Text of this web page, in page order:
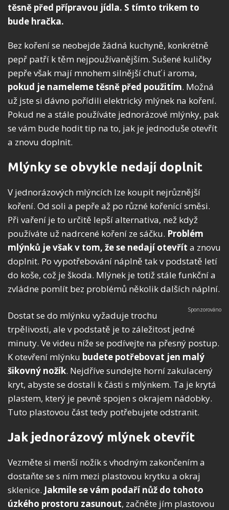
těsně před přípravou jídla. S tímto trikem to
bude hračka.
Bez koření se neobejde žádná kuchyně, konkrétně
pepř patří k těm nejpoužívanějším. Sušené kuličky
pepře však mají mnohem silnější chuť i aroma,
pokud je nameleme těsně před použitím. Možná
už jste si dávno pořídili elektrický mlýnek na koření.
Pokud ne a stále používáte jednorázové mlýnky, pak
se vám bude hodit tip na to, jak je jednoduše otevřít
a znovu doplnit.
Mlýnky se obvykle nedají doplnit
V jednorázových mlýncích lze koupit nejrůznější
koření. Od soli a pepře až po různé kořenící směsi.
Při vaření je to určitě lepší alternativa, než když
používáte už nadrcené koření ze sáčku. Problém
mlýnků je však v tom, že se nedají otevřít a znovu
doplnit. Po vypotřebování náplně tak v podstatě letí
do koše, což je škoda. Mlýnek je totiž stále funkční a
zvládne pomlít bez problémů několik dalších náplní.
Dostat se do mlýnku vyžaduje trochu
trpělivosti, ale v podstatě je to záležitost jedné
minuty. Ve videu níže se podívejte na přesný postup.
K otevření mlýnku budete potřebovat jen malý
šikovný nožík. Nejdříve sundejte horní zakulacený
kryt, abyste se dostali k části s mlýnkem. Ta je krytá
plastem, který je pevně spojen s okrajem nádobky.
Tuto plastovou část tedy potřebujete odstranit.
Jak jednorázový mlýnek otevřít
Vezměte si menší nožík s vhodným zakončením a
dostaňte se s ním mezi plastovou krytku a okraj
sklenice. Jakmile se vám podaří nůž do tohoto
úzkého prostoru zasunout, začněte jím plastovou